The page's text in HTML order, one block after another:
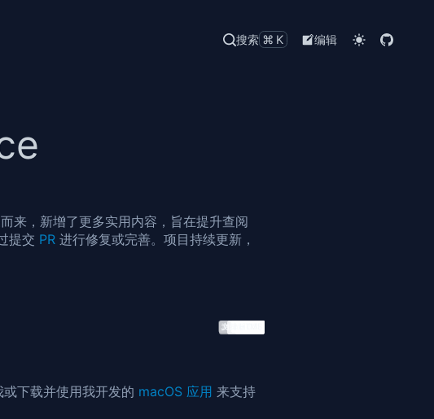
搜索 ⌘K 编辑
来，新增了更多实用内容，旨在提升查阅
提交 PR 进行修复或完善。项目持续更新，
或下载并使用我开发的 macOS 应用 来支持